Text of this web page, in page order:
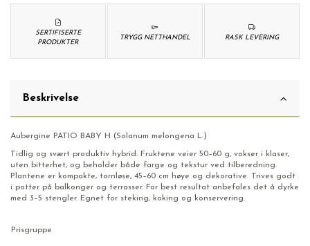
RASK LEVERING
TRYGG NETTHANDEL
SERTIFISERTE
PRODUKTER
Beskrivelse
Aubergine PATIO BABY H (Solanum melongena L.)
Tidlig og svært produktiv hybrid. Fruktene veier 50–60 g, vokser i klaser,
uten bitterhet, og beholder både farge og tekstur ved tilberedning.
Plantene er kompakte, tornløse, 45–60 cm høye og dekorative. Trives godt
i potter på balkonger og terrasser. For best resultat anbefales det å dyrke
med 3–5 stengler. Egnet for steking, koking og konservering.
Prisgruppe